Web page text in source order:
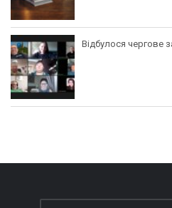
Відбулося чергове